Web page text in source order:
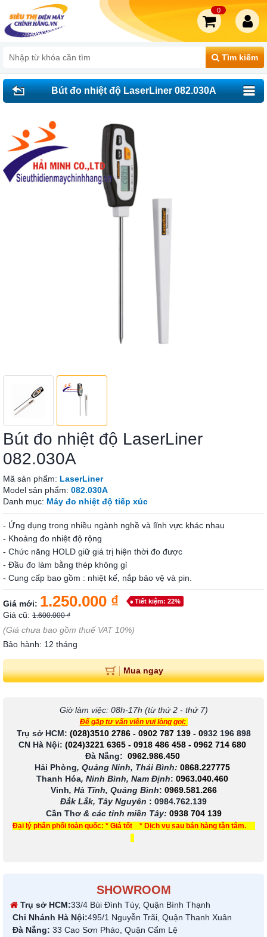
Tìm kiếm
0
Bút đo nhiệt độ LaserLiner 082.030A
Bút đo nhiệt độ LaserLiner
082.030A
Mã sản phẩm: LaserLiner
Model sản phẩm: 082.030A
Danh mục: Máy đo nhiệt độ tiếp xúc
- Ứng dụng trong nhiều ngành nghề và lĩnh vực khác nhau
- Khoảng đo nhiệt độ rộng
- Chức năng HOLD giữ giá trị hiện thời đo được
- Đầu đo làm bằng thép không gỉ
- Cung cấp bao gồm : nhiệt kế, nắp bảo vệ và pin.
Giá mới: 1.250.000 ₫ Tiết kiệm: 22%
Giá cũ: 1.600.000 ₫
(Giá chưa bao gồm thuế VAT 10%)
Bảo hành: 12 tháng
Mua ngay
Giờ làm việc: 08h-17h (từ thứ 2 - thứ 7)
Để gặp tư vấn viên vui lòng gọi:
Trụ sở HCM: (028)3510 2786 - 0902 787 139- 0932 196 898
CN Hà Nội: (024)3221 6365 - 0918 486 458 - 0962 714 680
Đà Nẵng: 0962.986.450
Hải Phòng, Quảng Ninh, Thái Bình: 0868.227775
Thanh Hóa, Ninh Bình, Nam Định: 0963.040.460
Vinh, Hà Tĩnh, Quảng Bình: 0969.581.266
Đắk Lắk, Tây Nguyên : 0984.762.139
Cần Thơ & các tỉnh miền Tây: 0938 704 139
Đại lý phân phối toàn quốc: * Giá tốt * Dịch vụ sau bán hàng tận tâm.
SHOWROOM
Trụ sở HCM:33/4 Bùi Đình Túy, Quận Bình Thạnh
Chi Nhánh Hà Nội:495/1 Nguyễn Trãi, Quận Thanh Xuân
Đà Nẵng: 33 Cao Sơn Pháo, Quận Cẩm Lệ